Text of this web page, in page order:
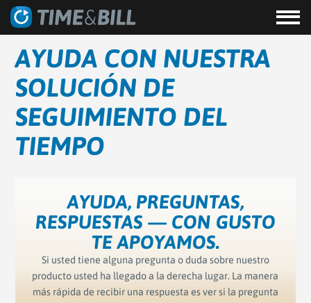
AYUDA CON NUESTRA
SOLUCIÓN DE
SEGUIMIENTO DEL
TIEMPO
AYUDA, PREGUNTAS,
RESPUESTAS — CON GUSTO
TE APOYAMOS.
Si usted tiene alguna pregunta o duda sobre nuestro
producto usted ha llegado a la derecha lugar. La manera
más rápida de recibir una respuesta es ver si la pregunta